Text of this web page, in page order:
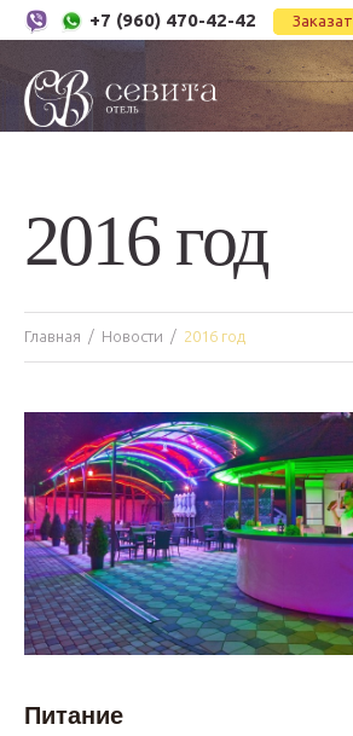
+7 (960) 470-42-42
2016 год
Главная Новости 2016 год
Питание